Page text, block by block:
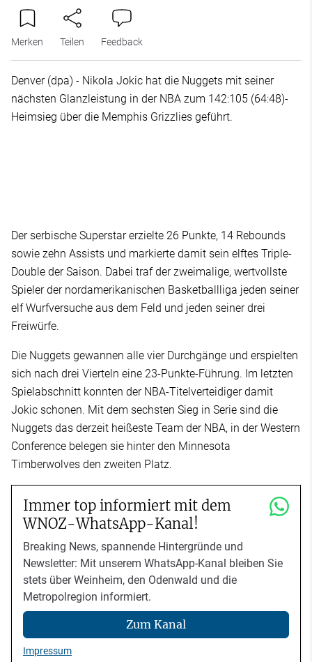
Merken Teilen Feedback
Denver (dpa) - Nikola Jokic hat die Nuggets mit seiner
nächsten Glanzleistung in der NBA zum 142:105 (64:48)-
Heimsieg über die Memphis Grizzlies geführt.
Der serbische Superstar erzielte 26 Punkte, 14 Rebounds
sowie zehn Assists und markierte damit sein elftes Triple-
Double der Saison. Dabei traf der zweimalige, wertvollste
Spieler der nordamerikanischen Basketballliga jeden seiner
elf Wurfversuche aus dem Feld und jeden seiner drei
Freiwürfe.
Die Nuggets gewannen alle vier Durchgänge und erspielten
sich nach drei Vierteln eine 23-Punkte-Führung. Im letzten
Spielabschnitt konnten der NBA-Titelverteidiger damit
Jokic schonen. Mit dem sechsten Sieg in Serie sind die
Nuggets das derzeit heißeste Team der NBA, in der Western
Conference belegen sie hinter den Minnesota
Timberwolves den zweiten Platz.
Immer top informiert mit dem
WNOZ-WhatsApp-Kanal!
Breaking News, spannende Hintergründe und
Newsletter: Mit unserem WhatsApp-Kanal bleiben Sie
stets über Weinheim, den Odenwald und die
Metropolregion informiert.
Zum Kanal
Impressum